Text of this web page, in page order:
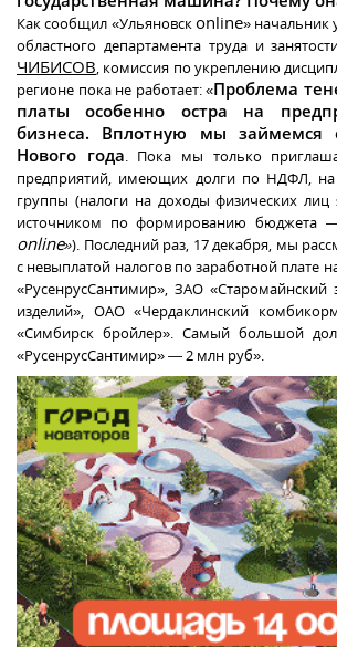
Как сообщил «Ульяновскonline» начальник
областного департамента труда и
ЧИБИСОВ, комиссия по укреплению
регионе пока не работает: «Проблема
платы особенно остра на
бизнеса. Вплотную мы
Нового года. Пока мы только
предприятий, имеющих долги по НДФЛ, на
группы (налоги на доходы физических лиц
источником по формированию бюджета
online»). Последний раз, 17 декабря, мы
с невыплатой налогов по заработной плате
«РусенрусСантимир», ЗАО «Старомайнский
изделий», ОАО «Чердаклинский
«Симбирск бройлер». Самый большой
«РусенрусСантимир» — 2 млн руб».